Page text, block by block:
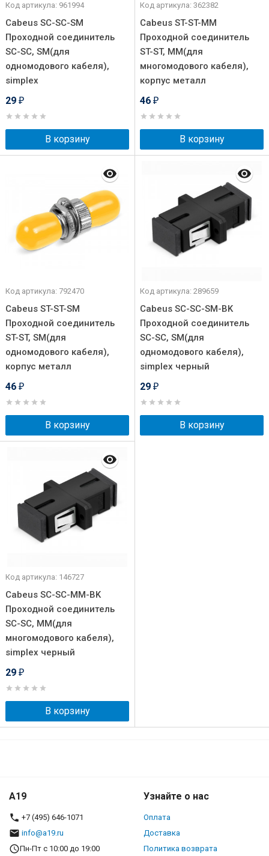
Код артикула: 961994
Cabeus SC-SC-SM
Проходной соединитель
SC-SC, SM(для
одномодового кабеля),
simplex
29 ₽
В корзину
Код артикула: 362382
Cabeus ST-ST-MM
Проходной соединитель
ST-ST, MM(для
многомодового кабеля),
корпус металл
46 ₽
В корзину
Код артикула: 792470
Cabeus ST-ST-SM
Проходной соединитель
ST-ST, SM(для
одномодового кабеля),
корпус металл
46 ₽
В корзину
Код артикула: 289659
Cabeus SC-SC-SM-BK
Проходной соединитель
SC-SC, SM(для
одномодового кабеля),
simplex черный
29 ₽
В корзину
Код артикула: 146727
Cabeus SC-SC-MM-BK
Проходной соединитель
SC-SC, MM(для
многомодового кабеля),
simplex черный
29 ₽
В корзину
A19
+7 (495) 646-1071
info@a19.ru
Пн-Пт с 10:00 до 19:00
Узнайте о нас
Оплата
Доставка
Политика возврата